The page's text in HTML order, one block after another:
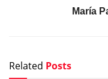
María
Related Posts